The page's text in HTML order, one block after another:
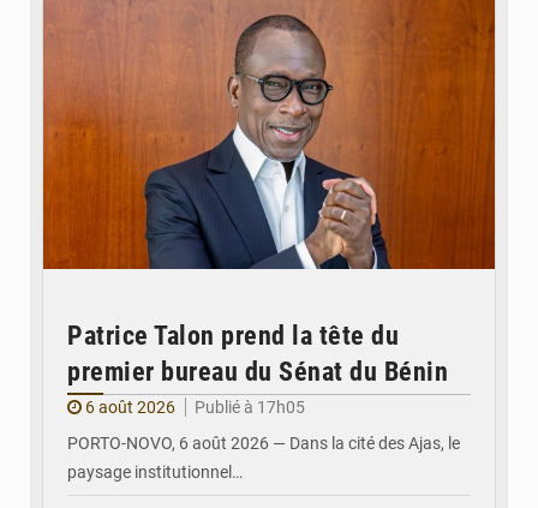
Patrice Talon prend la tête du
premier bureau du Sénat du Bénin
6 août 2026
Publié à 17h05
PORTO-NOVO, 6 août 2026 — Dans la cité des Ajas, le
paysage institutionnel…